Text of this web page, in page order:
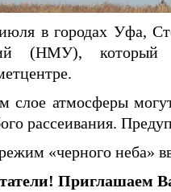
в городах Уфа,
(НМУ),
слое атмосферы
рассеивания.
«черного неба»
Приглашаем